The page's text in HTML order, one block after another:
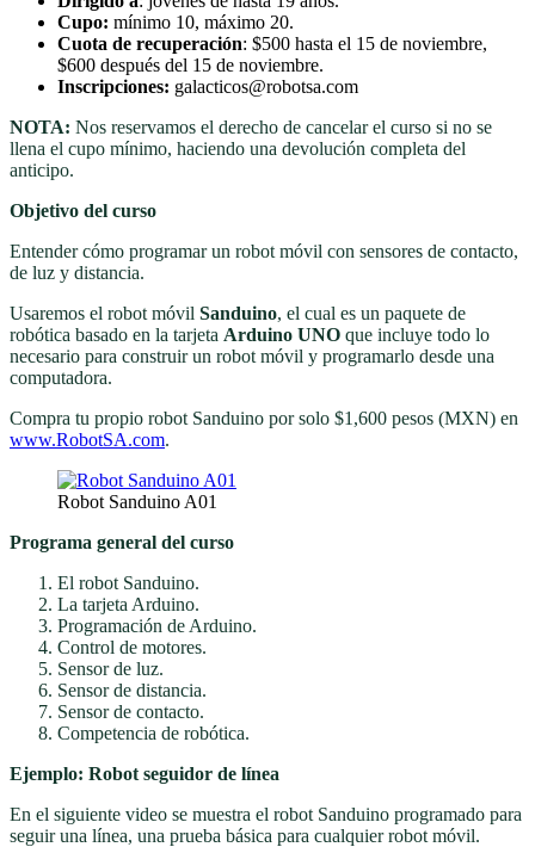
Cupo: mínimo 10, máximo 20.
Cuota de recuperación: $500 hasta el 15 de noviembre,
$600 después del 15 de noviembre.
Inscripciones: galacticos@robotsa.com
NOTA: Nos reservamos el derecho de cancelar el curso si no se
llena el cupo mínimo, haciendo una devolución completa del
anticipo.
Objetivo del curso
Entender cómo programar un robot móvil con sensores de contacto,
de luz y distancia.
Usaremos el robot móvil Sanduino, el cual es un paquete de
robótica basado en la tarjeta Arduino UNO que incluye todo lo
necesario para construir un robot móvil y programarlo desde una
computadora.
Compra tu propio robot Sanduino por solo $1,600 pesos (MXN) en
www.RobotSA.com.
Robot Sanduino A01
Programa general del curso
El robot Sanduino.
La tarjeta Arduino.
Programación de Arduino.
Control de motores.
Sensor de luz.
Sensor de distancia.
Sensor de contacto.
Competencia de robótica.
Ejemplo: Robot seguidor de línea
En el siguiente video se muestra el robot Sanduino programado para
seguir una línea, una prueba básica para cualquier robot móvil.